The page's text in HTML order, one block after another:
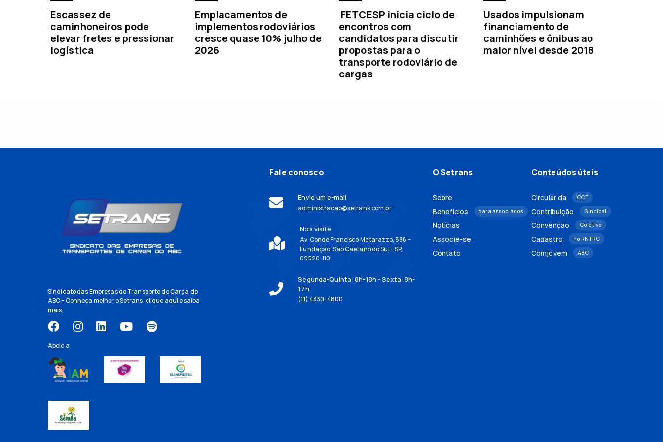
Escassez de
caminhoneiros pode
elevar fretes e pressionar
logística
Emplacamentos de
implementos rodoviários
cresce quase 10% julho de
2026
FETCESP inicia ciclo de
encontros com
candidatos para discutir
propostas para o
transporte rodoviário de
cargas
Usados impulsionam
financiamento de
caminhões e ônibus ao
maior nível desde 2018
Sindicato das Empresas de Transporte de Carga do
ABC – Conheça melhor o Setrans,clique aquie saiba
mais.
Apoio a:
Fale conosco
Envie um e-mail
administracao@setrans.com.br
Nos visite
Av. Conde Francisco Matarazzo, 838 –
Fundação, São Caetano do Sul – SP,
09520-110
Segunda-Quinta: 8h-18h - Sexta: 8h-
17h
(11) 4330-4800
O Setrans
Sobre
Benefícios
para associados
Notícias
Associe-se
Contato
Conteúdos úteis
Circular da CCT
Contribuição Sindical
Convenção Coletiva
Cadastro no RNTRC
Comjovem ABC